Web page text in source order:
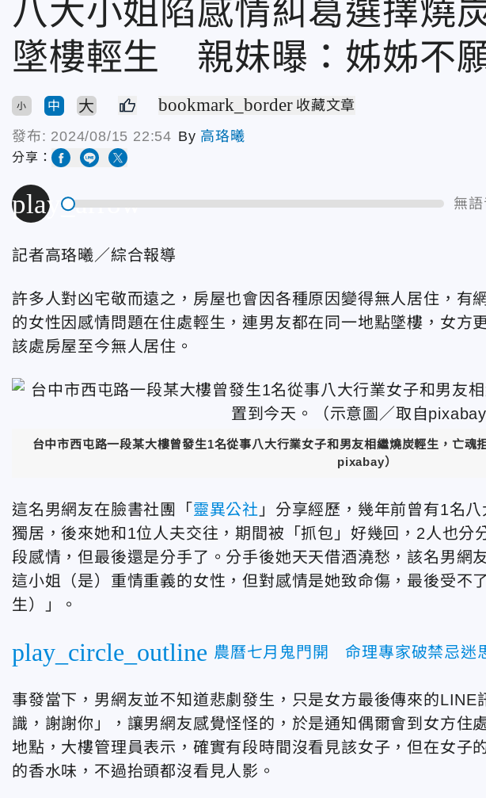
八大小姐陷感情糾葛選擇燒
墜樓輕生 親妹曝：姊姊不
小 中 大 bookmark_border 收藏文章
發布: 2024/08/15 22:54 By 高珞曦
分享：
play_arrow 無
記者高珞曦／綜合報導
許多人對凶宅敬而遠之，房屋也會因各種原因變得無人居住，有
的女性因感情問題在住處輕生，連男友都在同一地點墜樓，女方
該處房屋至今無人居住。
台中市西屯路一段某大樓曾發生1名從事八大行業女子和男友相繼燒炭輕生，亡魂
pixabay）
這名男網友在臉書社團「 靈異公社 」分享經歷，幾年前曾有1名
獨居，後來她和1位人夫交往，期間被「抓包」好幾回，2人也分
段感情，但最後還是分手了。分手後她天天借酒澆愁，該名男網
這小姐（是）重情重義的女性，但對感情是她致命傷，最後受不
生）」。
play_circle_outline 農曆七月鬼門開 命理專家破禁忌迷
事發當下，男網友並不知道悲劇發生，只是女方最後傳來的LINE
識，謝謝你」，讓男網友感覺怪怪的，於是通知偶爾會到女方住
地點，大樓管理員表示，確實有段時間沒看見該女子，但在女子
的香水味，不過抬頭都沒看見人影。